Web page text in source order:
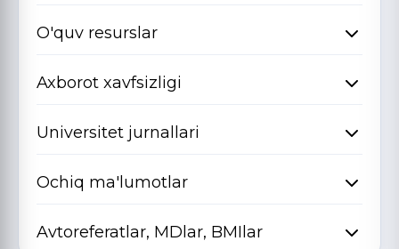
O'quv resurslar
Axborot xavfsizligi
Universitet jurnallari
Ochiq ma'lumotlar
Avtoreferatlar, MDlar, BMIlar